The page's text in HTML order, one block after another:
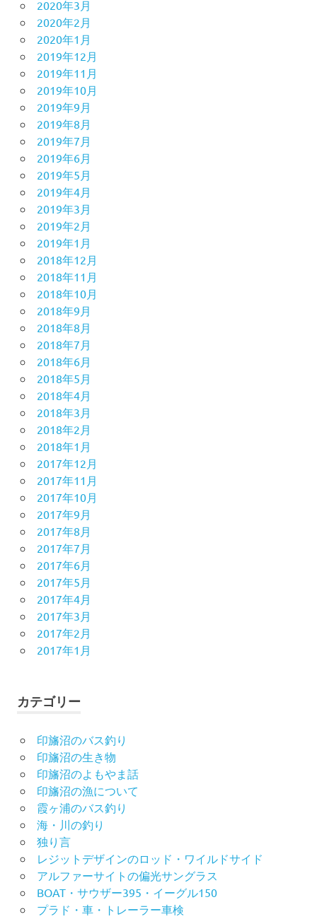
2020年3月
2020年2月
2020年1月
2019年12月
2019年11月
2019年10月
2019年9月
2019年8月
2019年7月
2019年6月
2019年5月
2019年4月
2019年3月
2019年2月
2019年1月
2018年12月
2018年11月
2018年10月
2018年9月
2018年8月
2018年7月
2018年6月
2018年5月
2018年4月
2018年3月
2018年2月
2018年1月
2017年12月
2017年11月
2017年10月
2017年9月
2017年8月
2017年7月
2017年6月
2017年5月
2017年4月
2017年3月
2017年2月
2017年1月
カテゴリー
印旛沼のバス釣り
印旛沼の生き物
印旛沼のよもやま話
印旛沼の漁について
霞ヶ浦のバス釣り
海・川の釣り
独り言
レジットデザインのロッド・ワイルドサイド
アルファーサイトの偏光サングラス
BOAT・サウザー395・イーグル150
プラド・車・トレーラー車検